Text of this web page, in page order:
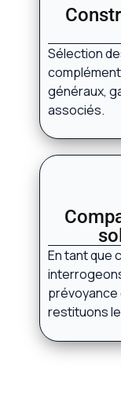
Sélection
généraux,
associés.
En tant que
restituons